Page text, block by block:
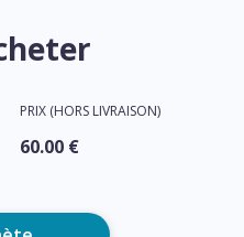
PRIX (HORS LIVRAISON)
60.00 €